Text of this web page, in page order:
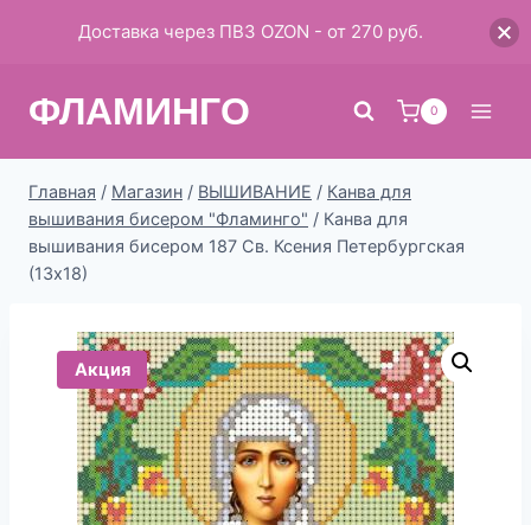
ФЛАМИНГО 0
Главная / Магазин / ВЫШИВАНИЕ / Канва для
вышивания бисером "Фламинго" / Канва для
вышивания бисером 187 Св. Ксения Петербургская
(13х18)
Акция
Доставка через ПВЗ OZON - от 270 руб.